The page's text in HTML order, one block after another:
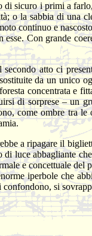
di sicuro i primi a
o la sabbia di una
continuo e
Con grande
atto ci
da un unico
concentrata e
di sorprese – un
come ombre tra
a ripagare il
di luce abbagliante
e concettuale
iperbole che
si